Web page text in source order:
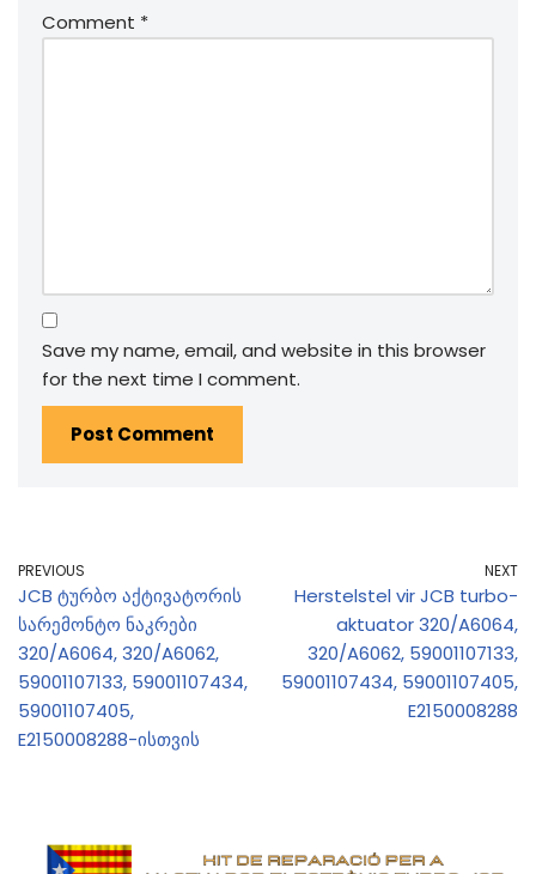
Comment *
Save my name, email, and website in this browser
for the next time I comment.
PREVIOUS
JCB ტურბო აქტივატორის
სარემონტო ნაკრები
320/A6064, 320/A6062,
59001107133, 59001107434,
59001107405,
E2150008288-ისთვის
NEXT
Herstelstel vir JCB turbo-
aktuator 320/A6064,
320/A6062, 59001107133,
59001107434, 59001107405,
E2150008288